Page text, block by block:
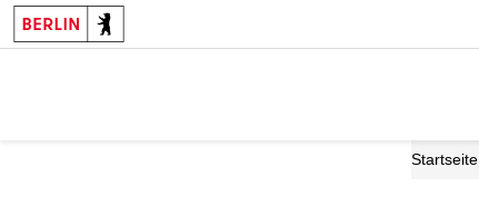
Startseite